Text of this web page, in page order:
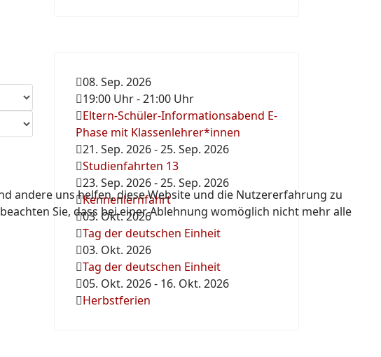
08. Sep. 2026
19:00 Uhr-21:00 Uhr
Eltern-Schüler-Informationsabend E-
Phase mit Klassenlehrer*innen
21. Sep. 2026-25. Sep. 2026
Studienfahrten 13
23. Sep. 2026-25. Sep. 2026
Kennenlernfahrt
03. Okt. 2026
Tag der deutschen Einheit
03. Okt. 2026
Tag der deutschen Einheit
05. Okt. 2026- 16. Okt. 2026
Herbstferien
andere uns helfen, diese Website und die Nutzererfahrung zu
Sie, dass bei einer Ablehnung womöglich nicht mehr alle